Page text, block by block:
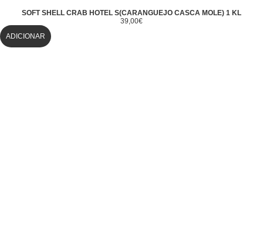
SOFT SHELL CRAB HOTEL S(CARANGUEJO CASCA MOLE) 1 KL
39,00€
ADICIONAR